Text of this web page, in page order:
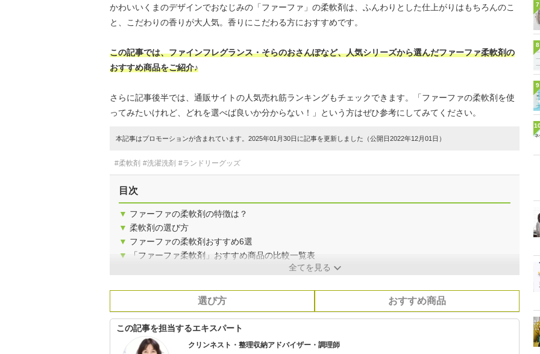
かわいいくまのデザインでおなじみの「ファーファ」の柔軟剤は、ふんわりとした仕上がりはもちろんのこ
と、こだわりの香りが大人気。香りにこだわる方におすすめです。
この記事では、ファインフレグランス・そらのおさんぽなど、人気シリーズから選んだファーファ柔軟剤の
おすすめ商品をご紹介♪
さらに記事後半では、通販サイトの人気売れ筋ランキングもチェックできます。「ファーファの柔軟剤を使
ってみたいけれど、どれを選べば良いか分からない！」という方はぜひ参考にしてみてください。
本記事はプロモーションが含まれています。2025年01月30日に記事を更新しました（公開日2022年12月01日）
#柔軟剤 #洗濯洗剤 #ランドリーグッズ
目次
▼ ファーファの柔軟剤の特徴は？
▼ 柔軟剤の選び方
▼ ファーファの柔軟剤おすすめ6選
▼
「ファーファ柔軟剤」おすすめ商品の比較一覧表
全てを見る
選び方 おすすめ商品
この記事を担当するエキスパート
クリンネスト・整理収納アドバイザー・調理師
7
8
9